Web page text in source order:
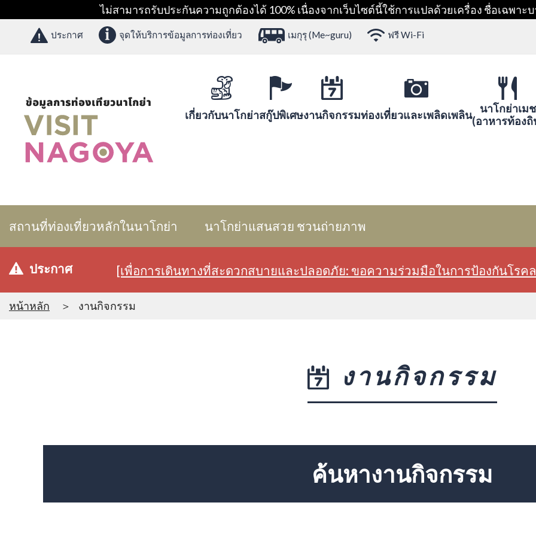
ไม่สามารถรับประกันความถูกต้องได้ 100% เนื่องจากเว็บไซต์นี้ใช้การแปลด้วยเครื่อง ชื่อเฉพา
ประกาศ จุดให้บริการข้อมูลการท่องเที่ยว เมกุรุ (Me~guru) ฟรี Wi-Fi
เกี่ยวกับนาโกย่าสกู๊ปพิเศษงานกิจกรรมท่องเที่ยวและเพลิดเพลิน
นาโกย่าเมช
(อาหารท้องถิ
สถานที่ท่องเที่ยวหลักในนาโกย่า นาโกย่าแสนสวย ชวนถ่ายภาพ
ประกาศ [เพื่อการเดินทางที่สะดวกสบายและปลอดภัย: ขอความร่วมมือในการป้องกันโรค
หน้าหลัก งานกิจกรรม
งานกิจกรรม
ค้นหางานกิจกรรม